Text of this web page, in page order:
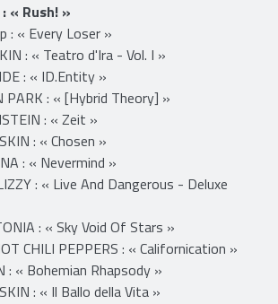
: « Rush! »
: « Every Loser »
: « Teatro d'Ira - Vol. I »
: « ID.Entity »
PARK : « [Hybrid Theory] »
: « Zeit »
: « Chosen »
: « Nevermind »
: « Live And Dangerous - Deluxe
: « Sky Void Of Stars »
CHILI PEPPERS : « Californication »
: « Bohemian Rhapsody »
: « Il Ballo della Vita »